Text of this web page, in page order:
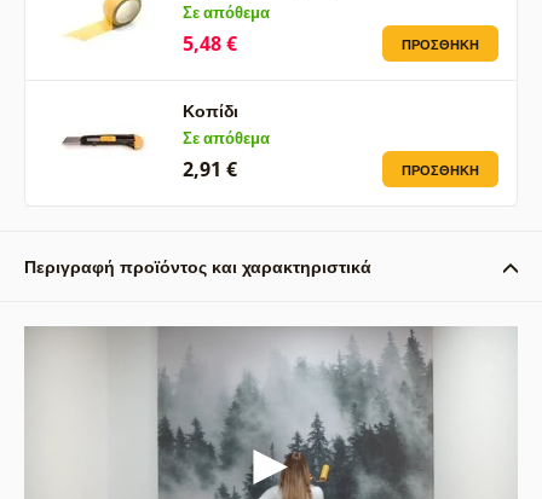
Σε απόθεμα
5,48 € ΠΡΟΣΘΉΚΗ
Κοπίδι
Σε απόθεμα
2,91 € ΠΡΟΣΘΉΚΗ
Περιγραφή προϊόντος και χαρακτηριστικά